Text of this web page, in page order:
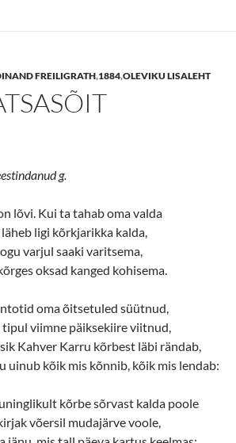
FREILIGRATH,1884,OLEVIKU LISALEHT
g.
lõvi. Kui ta tahab oma valda
ligi kõrkjarikka kalda,
varjul saaki varitsema,
oksad kanged kohisema.
oma õitsetuled süütnud,
tipul viimne päiksekiire viitnud,
Kahver Karru kõrbest läbi rändab,
uinub kõik mis kõnnib, kõik mis lendab:
kõrbe sõrvast kalda poole
võersil mudajärve voole,